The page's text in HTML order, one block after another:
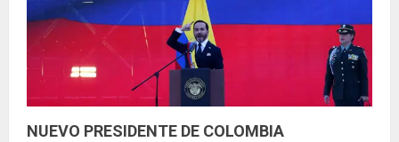
o
NUEVO PRESIDENTE DE COLOMBIA